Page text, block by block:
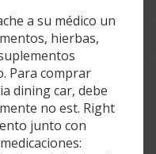
a su médico un
hierbas,
Para comprar
dining car, debe
no est. Right
junto con